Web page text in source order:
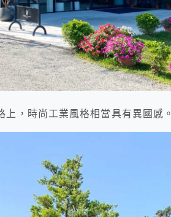
，時尚工業風格相當具有異國感。